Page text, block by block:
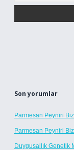
Son yorumlar
Parmesan Peyniri
Parmesan Peyniri
Duygusallık Genetik